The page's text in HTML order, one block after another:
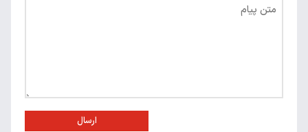
ارسال